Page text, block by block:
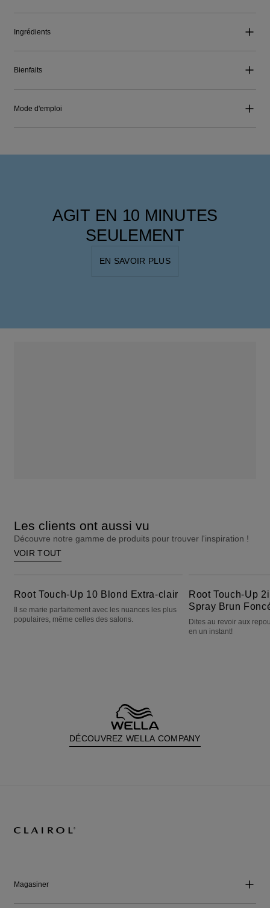
Ingrédients
Bienfaits
Mode d'emploi
AGIT EN 10 MINUTES
SEULEMENT
EN SAVOIR PLUS
Les clients ont aussi vu
Découvre notre gamme de produits pour trouver l'inspiration !
VOIR TOUT
Root Touch-Up 10 Blond Extra-clair
Il se marie parfaitement avec les nuances les plus
populaires, même celles des salons.
Root Touch-Up
Spray Brun
Dites au revoir aux
en un instant!
DÉCOUVREZ WELLA COMPANY
Magasiner